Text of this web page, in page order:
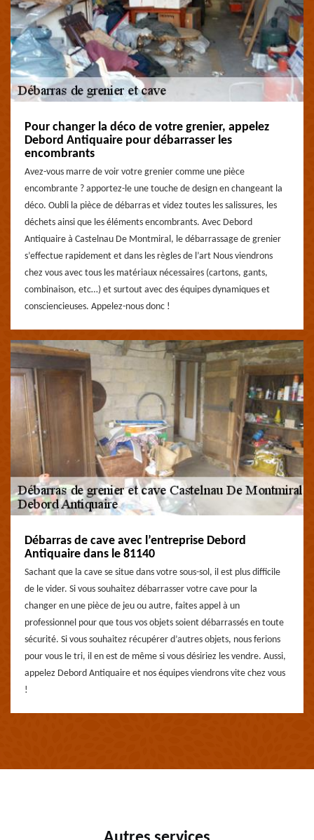
Pour changer la déco de votre grenier, appelez
Debord Antiquaire pour débarrasser les
encombrants
Avez-vous marre de voir votre grenier comme une pièce
encombrante ? apportez-le une touche de design en changeant la
déco. Oubli la pièce de débarras et videz toutes les salissures, les
déchets ainsi que les éléments encombrants. Avec Debord
Antiquaire à Castelnau De Montmiral, le débarrassage de grenier
s’effectue rapidement et dans les règles de l’art Nous viendrons
chez vous avec tous les matériaux nécessaires (cartons, gants,
combinaison, etc…) et surtout avec des équipes dynamiques et
consciencieuses. Appelez-nous donc !
Débarras de cave avec l’entreprise Debord
Antiquaire dans le 81140
Sachant que la cave se situe dans votre sous-sol, il est plus difficile
de le vider. Si vous souhaitez débarrasser votre cave pour la
changer en une pièce de jeu ou autre, faites appel à un
professionnel pour que tous vos objets soient débarrassés en toute
sécurité. Si vous souhaitez récupérer d’autres objets, nous ferions
pour vous le tri, il en est de même si vous désiriez les vendre. Aussi,
appelez Debord Antiquaire et nos équipes viendrons vite chez vous
!